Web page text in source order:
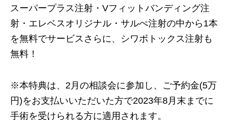
スーパープラス注射・Vフィットバンディング注
射・エレベスオリジナル・サルぺ注射の中から1本
を無料でサービスさらに、シワボトックス注射も
無料！
※本特典は、2月の相談会に参加し、ご予約金(5万
円)をお支払いいただいた方で2023年8月末までに
手術を受けられる方に適用されます。